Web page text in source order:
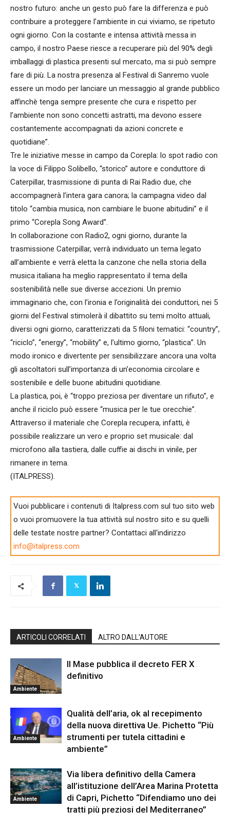
nostro futuro: anche un gesto può fare la differenza e può
contribuire a proteggere l’ambiente in cui viviamo, se ripetuto
ogni giorno. Con la costante e intensa attività messa in
campo, il nostro Paese riesce a recuperare più del 90% degli
imballaggi di plastica presenti sul mercato, ma si può sempre
fare di più. La nostra presenza al Festival di Sanremo vuole
essere un modo per lanciare un messaggio al grande pubblico
affinchè tenga sempre presente che cura e rispetto per
l’ambiente non sono concetti astratti, ma devono essere
costantemente accompagnati da azioni concrete e
quotidiane”.
Tre le iniziative messe in campo da Corepla: lo spot radio con
la voce di Filippo Solibello, “storico” autore e conduttore di
Caterpillar, trasmissione di punta di Rai Radio due, che
accompagnerà l’intera gara canora; la campagna video dal
titolo “cambia musica, non cambiare le buone abitudini” e il
primo “Corepla Song Award”.
In collaborazione con Radio2, ogni giorno, durante la
trasmissione Caterpillar, verrà individuato un tema legato
all’ambiente e verrà eletta la canzone che nella storia della
musica italiana ha meglio rappresentato il tema della
sostenibilità nelle sue diverse accezioni. Un premio
immaginario che, con l’ironia e l’originalità dei conduttori, nei 5
giorni del Festival stimolerà il dibattito su temi molto attuali,
diversi ogni giorno, caratterizzati da 5 filoni tematici: “country”,
“riciclo”, “energy”, “mobility” e, l’ultimo giorno, “plastica”. Un
modo ironico e divertente per sensibilizzare ancora una volta
gli ascoltatori sull’importanza di un’economia circolare e
sostenibile e delle buone abitudini quotidiane.
La plastica, poi, è “troppo preziosa per diventare un rifiuto”, e
anche il riciclo può essere “musica per le tue orecchie”.
Attraverso il materiale che Corepla recupera, infatti, è
possibile realizzare un vero e proprio set musicale: dal
microfono alla tastiera, dalle cuffie ai dischi in vinile, per
rimanere in tema.
(ITALPRESS).
Vuoi pubblicare i contenuti di Italpress.com sul tuo sito web
o vuoi promuovere la tua attività sul nostro sito e su quelli
delle testate nostre partner? Contattaci all'indirizzo
info@italpress.com
ARTICOLI CORRELATI ALTRO DALL'AUTORE
Ambiente
Il Mase pubblica il decreto FER X
definitivo
Ambiente
Qualità dell’aria, ok al recepimento
della nuova direttiva Ue. Pichetto “Più
strumenti per tutela cittadini e
ambiente”
Ambiente
Via libera definitivo della Camera
all’istituzione dell’Area Marina Protetta
di Capri, Pichetto “Difendiamo uno dei
tratti più preziosi del Mediterraneo”